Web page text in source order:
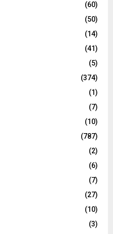
(60)
(50)
(14)
(41)
(5)
(374)
(1)
(7)
(10)
(787)
(2)
(6)
(7)
(27)
(10)
(3)